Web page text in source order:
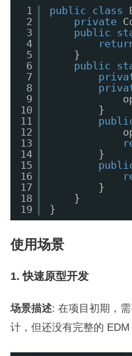
1
2
3
4
5
6
7
8
9
10
11
12
13
14
15
16
17
18
19
public class
private
public
}
public
}
}
}
}
}
使用场景
1. 快速原型开发
场景描述: 在项目初期，
计，但还没有完整的 EDM